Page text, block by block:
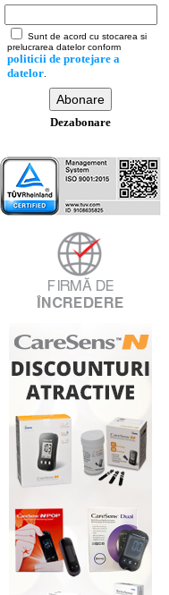
Sunt de acord cu stocarea si
prelucrarea datelor conform
politicii de protejare a
datelor
Dezabonare